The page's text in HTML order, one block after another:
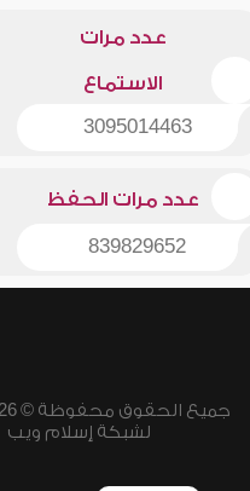
عدد مرات
الاستماع
3095014463
عدد مرات الحفظ
839829652
لشبكة إسلام ويب